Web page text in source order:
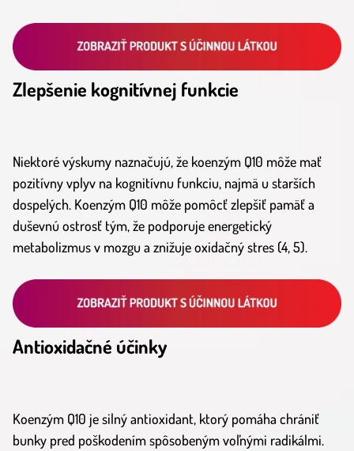
Zlepšenie kognitívnej funkcie
Niektoré výskumy naznačujú, že koenzým Q10 môže mať
pozitívny vplyv na kognitívnu funkciu, najmä u starších
dospelých. Koenzým Q10 môže pomôcť zlepšiť pamäť a
duševnú ostrosť tým, že podporuje energetický
metabolizmus v mozgu a znižuje oxidačný stres (4, 5).
Antioxidačné účinky
Koenzým Q10 je silný antioxidant, ktorý pomáha chrániť
bunky pred poškodením spôsobeným voľnými radikálmi.